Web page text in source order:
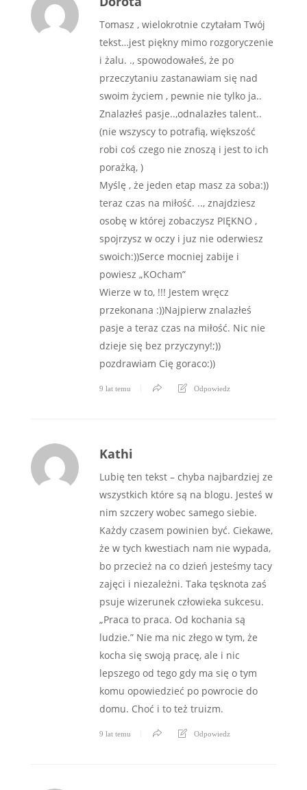
Tomasz , wielokrotnie czytałam Twój
tekst…jest piękny mimo rozgoryczenie
i żalu. ., spowodowałeś, że po
przeczytaniu zastanawiam się nad
swoim życiem , pewnie nie tylko ja..
Znalazłeś pasje..,odnalazłes talent..
(nie wszyscy to potrafią, większość
robi coś czego nie znoszą i jest to ich
porażką, )
Myślę , że jeden etap masz za soba:))
teraz czas na miłość. .., znajdziesz
osobę w której zobaczysz PIĘKNO ,
spojrzysz w oczy i juz nie oderwiesz
swoich:))Serce mocniej zabije i
powiesz „KOcham”
Wierze w to, !!! Jestem wręcz
przekonana :))Najpierw znalazłeś
pasje a teraz czas na miłość. Nic nie
dzieje się bez przyczyny!;))
pozdrawiam Cię goraco:))
9 lat temu Odpowiedz
Kathi
Lubię ten tekst – chyba najbardziej ze
wszystkich które są na blogu. Jesteś w
nim szczery wobec samego siebie.
Każdy czasem powinien być. Ciekawe,
że w tych kwestiach nam nie wypada,
bo przecież na co dzień jesteśmy tacy
zajęci i niezależni. Taka tęsknota zaś
psuje wizerunek człowieka sukcesu.
„Praca to praca. Od kochania są
ludzie.” Nie ma nic złego w tym, że
kocha się swoją pracę, ale i nic
lepszego od tego gdy ma się o tym
komu opowiedzieć po powrocie do
domu. Choć i to też truizm.
9 lat temu Odpowiedz